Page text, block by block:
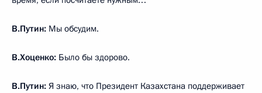
В.Путин: Мы обсудим.
В.Хоценко: Было бы здорово.
В.Путин: Я знаю, что Президент Казахстана поддерживает